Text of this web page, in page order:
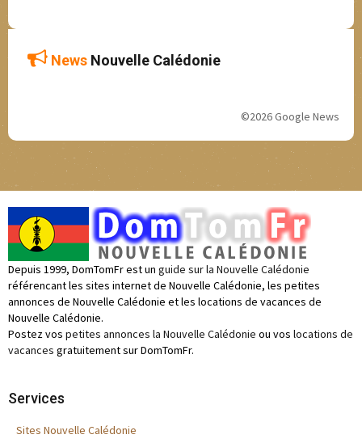
News Nouvelle Calédonie
©2026 Google News
Depuis 1999, DomTomFr est un guide sur la Nouvelle Calédonie
référencant les sites internet de Nouvelle Calédonie, les petites
annonces de Nouvelle Calédonie et les locations de vacances de
Nouvelle Calédonie.
Postez vos petites annonces la Nouvelle Calédonie ou vos locations de
vacances gratuitement sur DomTomFr.
Services
Sites Nouvelle Calédonie